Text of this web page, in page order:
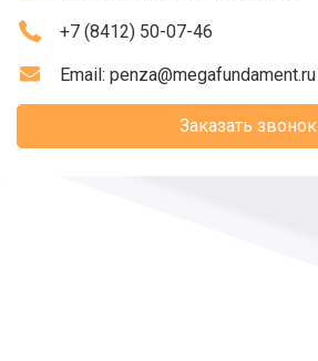
+7 (8412) 50-07-46
Email: penza@megafundament.ru
Заказать звонок